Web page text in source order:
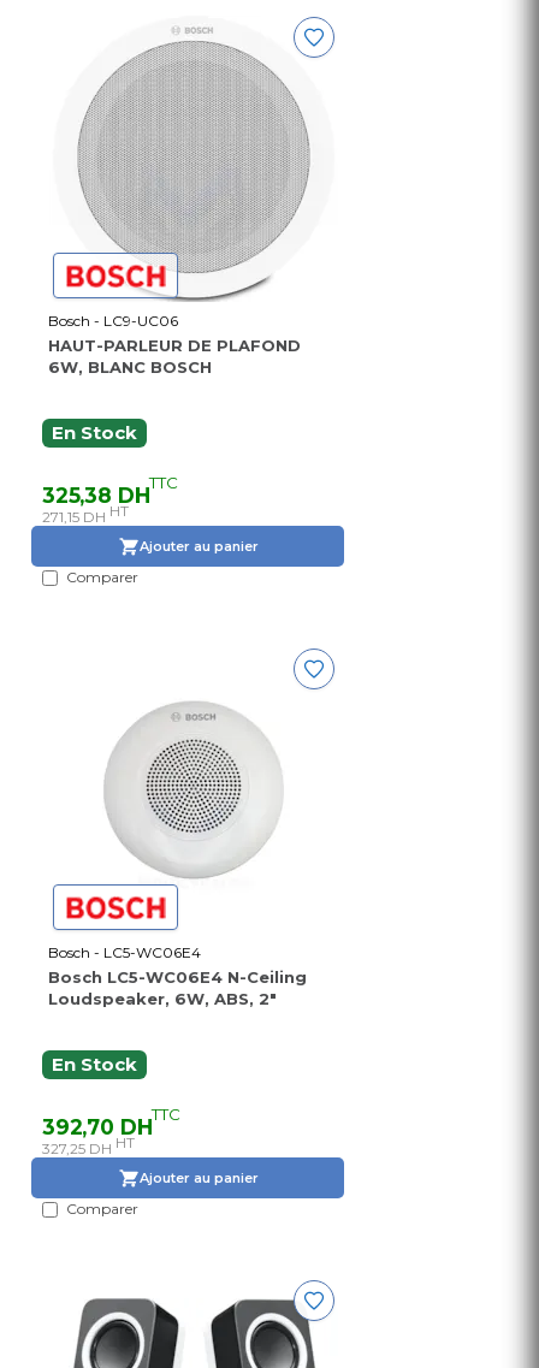
Bosch - LC9-UC06
HAUT-PARLEUR DE PLAFOND
6W, BLANC BOSCH
En Stock
325,38 DHTTC
271,15 DH HT
Ajouter au panier
Comparer
Bosch - LC5-WC06E4
Bosch LC5-WC06E4 N-Ceiling
Loudspeaker, 6W, ABS, 2"
En Stock
392,70 DHTTC
327,25 DH HT
Ajouter au panier
Comparer